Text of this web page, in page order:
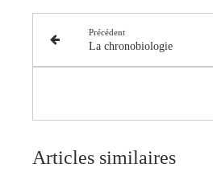
Précédent
La chronobiologie
Articles similaires